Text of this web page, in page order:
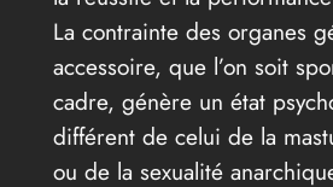
La contrainte des organes
accessoire, que l’on soit
cadre, génère un état
différent de celui de la
ou de la sexualité